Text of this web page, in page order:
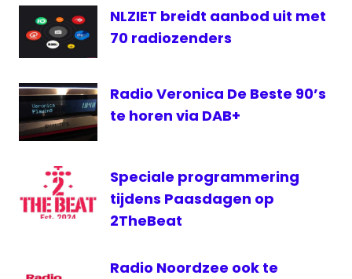
Maria
regionale
frequenties
digitale
radio
NLZIET breidt aanbod uit met
70 radiozenders
Radio Veronica De Beste 90’s
te horen via DAB+
Speciale programmering
tijdens Paasdagen op
2TheBeat
Radio Noordzee ook te